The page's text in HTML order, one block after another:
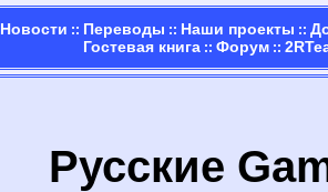
Новости :: Переводы :: Наши проекты ::
Гостевая книга :: Форум ::
Русские